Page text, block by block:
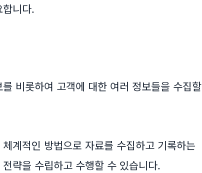
니다.
비롯하여 고객에 대한 여러 정보들을 수집할
계적인 방법으로 자료를 수집하고 기록하는
략을 수립하고 수행할 수 있습니다.